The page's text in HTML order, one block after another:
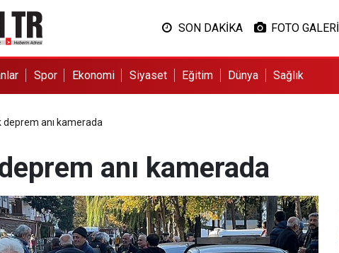
SON DAKİKA FOTO GALERİ
Spor Ekonomi Siyaset Eğitim Dünya Sağlık
deprem anı kamerada
anı kamerada